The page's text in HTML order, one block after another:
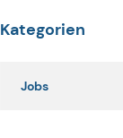
Kategorien
Jobs